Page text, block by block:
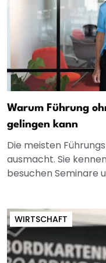
Warum Führung
gelingen kann
Die meisten
ausmacht. Sie
besuchen Seminare
WIRTSCHAFT